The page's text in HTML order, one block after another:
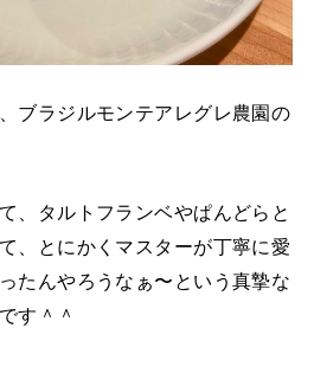
ブラジルモンテアレグレ農園の
、タルトフランベやぱんどらと
、とにかくマスターが丁寧に愛
たんやろうなぁ〜という真摯な
す＾＾